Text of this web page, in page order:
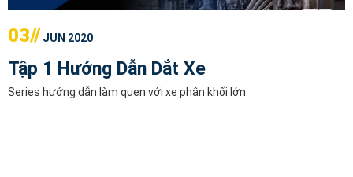
03// JUN 2020
Tập 1 Hướng Dẫn Dắt Xe
Series hướng dẫn làm quen với xe phân khối lớn